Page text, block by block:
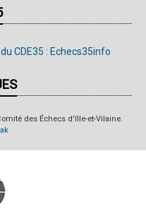
CDE35 : Echecs35info
des Échecs d'Ille-et-Vilaine.